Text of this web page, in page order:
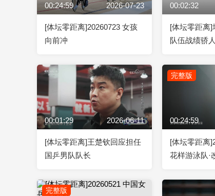
00:24:59 2026-07-23
[体坛零距离]20260723 女孩
向前冲
00:02:32
[体坛零距离
队伍战绩骄人
00:01:29 2026-06-11
[体坛零距离]王楚钦回应担任
国乒男队队长
完整版
00:24:59
[体坛零距离
花样游泳队·
完整版